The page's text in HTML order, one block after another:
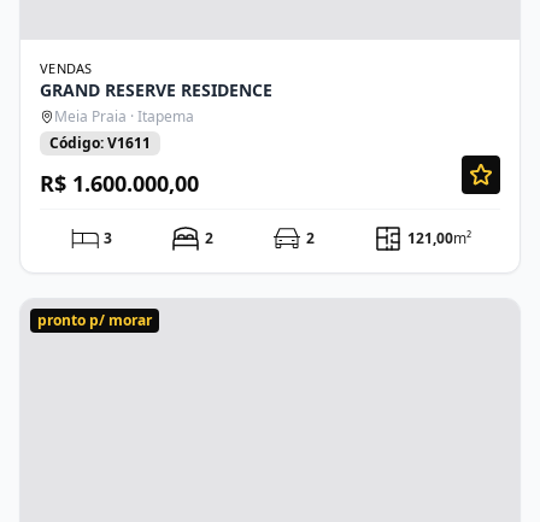
VENDAS
GRAND RESERVE RESIDENCE
Meia Praia · Itapema
Código: V1611
R$ 1.600.000,00
3 2 2 121,00m²
pronto p/ morar